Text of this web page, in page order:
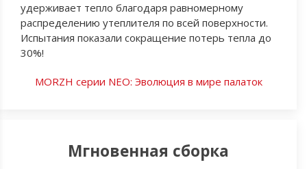
удерживает тепло благодаря равномерному
распределению утеплителя по всей поверхности.
Испытания показали сокращение потерь тепла до
30%!
MORZH серии NEO: Эволюция в мире палаток
Мгновенная сборка